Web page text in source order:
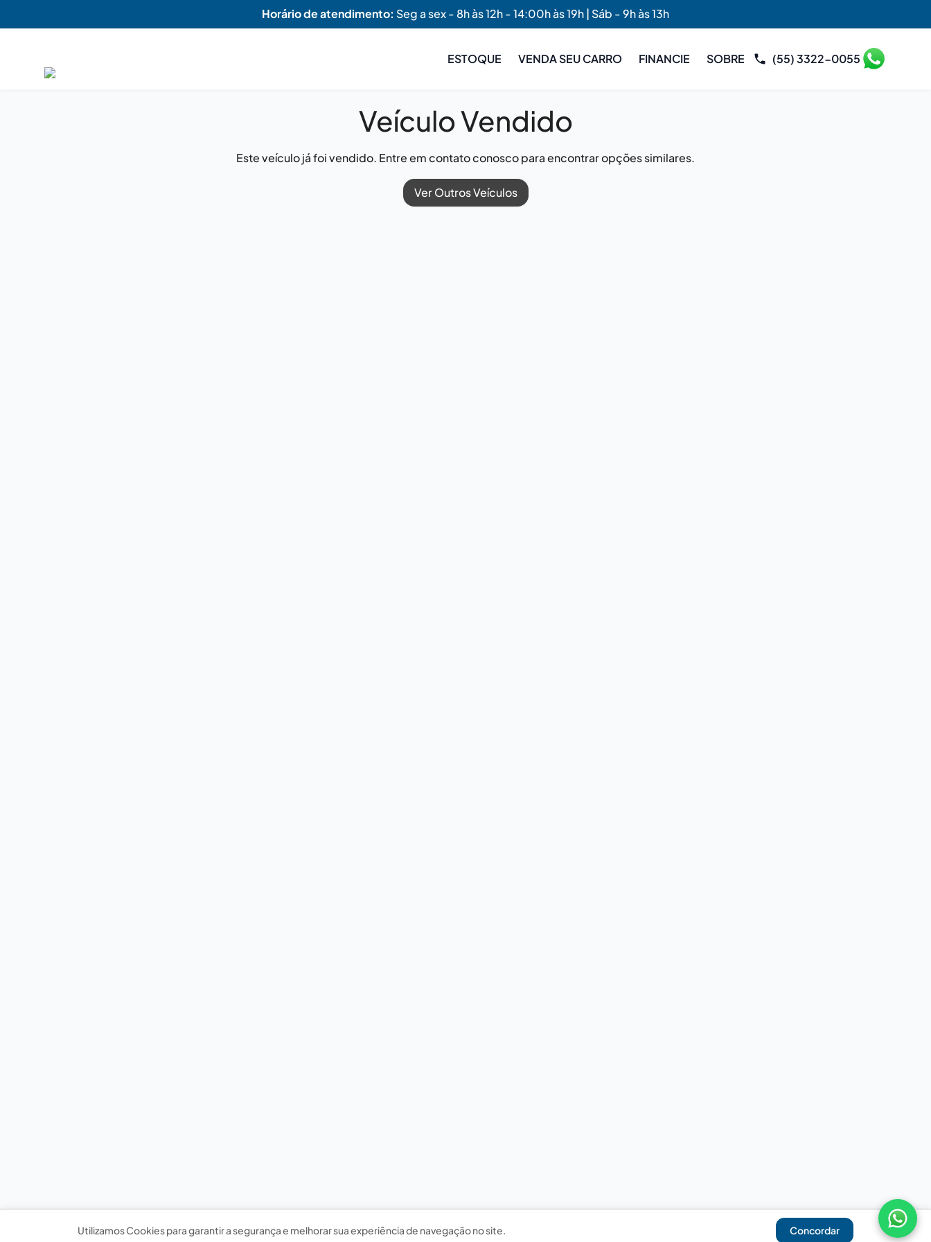
Horário de atendimento: Seg a sex - 8h às 12h - 14:00h às 19h | Sáb - 9h às 13h
ESTOQUE VENDA SEU CARRO FINANCIE SOBRE (55) 3322-0055
Veículo Vendido
Este veículo já foi vendido. Entre em contato conosco para encontrar opções similares.
Ver Outros Veículos
Utilizamos Cookies para garantir a segurança e melhorar sua experiência de navegação no site. Concordar